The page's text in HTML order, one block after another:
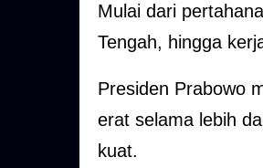
Mulai dari
Tengah, hingga
Presiden Prabowo
erat selama lebih
kuat.